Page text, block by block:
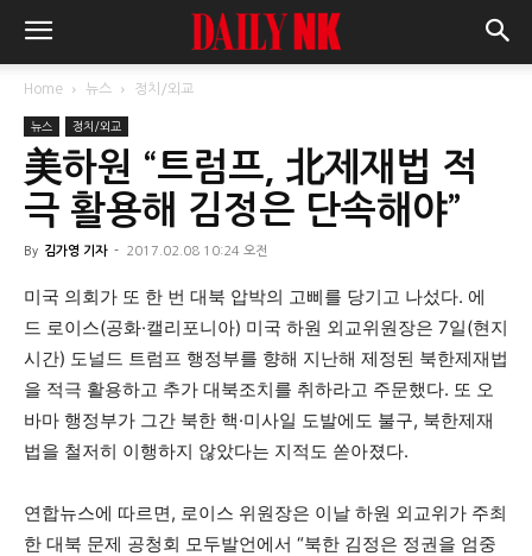
Home 뉴스 정치/외교
뉴스 정치/외교
美하원 “트럼프, 北제재법 적
극 활용해 김정은 단속해야”
By 김가영 기자 - 2017.02.08 10:24 오전
미국 의회가 또 한 번 대북 압박의 고삐를 당기고 나섰다. 에
드 로이스(공화·캘리포니아) 미국 하원 외교위원장은 7일(현지
시간) 도널드 트럼프 행정부를 향해 지난해 제정된 북한제재법
을 적극 활용하고 추가 대북조치를 취하라고 주문했다. 또 오
바마 행정부가 그간 북한 핵·미사일 도발에도 불구, 북한제재
법을 철저히 이행하지 않았다는 지적도 쏟아졌다.
연합뉴스에 따르면, 로이스 위원장은 이날 하원 외교위가 주최
한 대북 문제 공청회 모두발언에서 “북한 김정은 정권을 엄중